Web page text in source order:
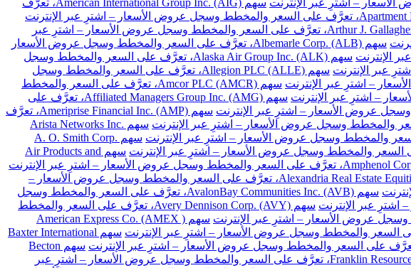
سهم Arthur J. Gallagher & Co. (AJG)، تعرَّف على السعر والمخطط وسجل عروض الأسعار – اشترِ عبر
سهم Albemarle Corp. (ALB)، تعرَّف على السعر والمخطط وسجل عروض الأسعار
سهم Alaska Air Group Inc. (ALK)، تعرَّف على السعر والمخطط وسجل
سهم Allegion PLC (ALLE)، تعرَّف على السعر والمخطط وسجل
سهم Amcor PLC (AMCR)، تعرَّف على السعر والمخطط
سهم Affiliated Managers Group Inc. (AMG)، تعرَّف على
سهم Ameriprise Financial Inc. (AMP)، تعرَّف
سهم Arista Networks Inc.
سهم A. O. Smith Corp.
سهم Air Products and
سهم Alexandria Real Estate Equities Inc. (ARE)، تعرَّف على السعر والمخطط وسجل عروض الأسعار –
سهم AvalonBay Communities Inc. (AVB)، تعرَّف على السعر والمخطط وسجل
سهم Avery Dennison Corp. (AVY)، تعرَّف على السعر والمخطط
سهم American Express Co. (AMEX )
سهم Baxter International
سهم Becton
سهم Franklin Resources Inc. (BEN)، تعرَّف على السعر والمخطط وسجل عروض الأسعار – اشترِ عبر